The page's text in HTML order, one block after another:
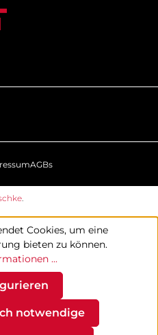
AGBs
.
Cookies, um eine
bieten zu können.
...
notwendige